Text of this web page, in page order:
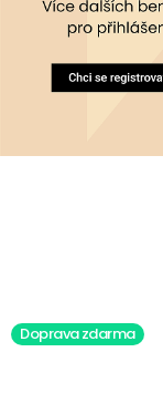
Doprava zdarma